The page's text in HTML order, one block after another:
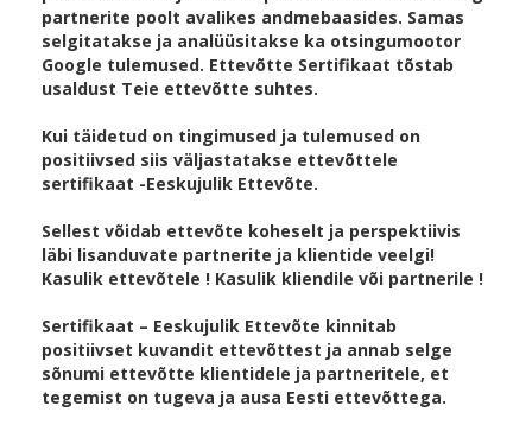
partnerite poolt avalikes andmebaasides. Samas
selgitatakse ja analüüsitakse ka otsingumootor
Google tulemused. Ettevõtte Sertifikaat tõstab
usaldust Teie ettevõtte suhtes.
Kui täidetud on tingimused ja tulemused on
positiivsed siis väljastatakse ettevõttele
sertifikaat -Eeskujulik Ettevõte.
Sellest võidab ettevõte koheselt ja perspektiivis
läbi lisanduvate partnerite ja klientide veelgi!
Kasulik ettevõtele ! Kasulik kliendile või partnerile !
Sertifikaat – Eeskujulik Ettevõte kinnitab
positiivset kuvandit ettevõttest ja annab selge
sõnumi ettevõtte klientidele ja partneritele, et
tegemist on tugeva ja ausa Eesti ettevõttega.